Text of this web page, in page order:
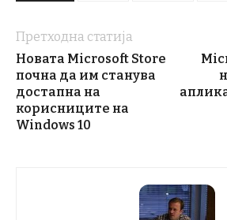
Претходна статија
Новата Microsoft Store
почна да им станува
достапна на
корисниците на
Windows 10